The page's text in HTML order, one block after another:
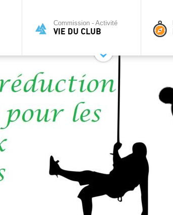
Commission - Activité
VIE DU CLUB